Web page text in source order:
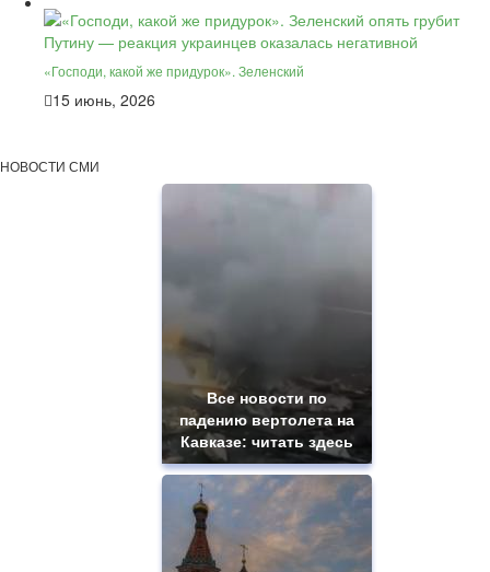
«Господи, какой же придурок». Зеленский
15 июнь, 2026
НОВОСТИ СМИ
Все новости по
падению вертолета на
Кавказе: читать здесь